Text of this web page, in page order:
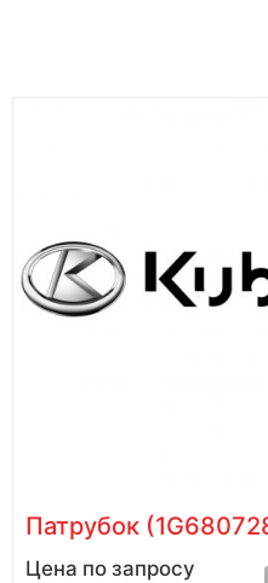
Патрубок
Цена по запросу